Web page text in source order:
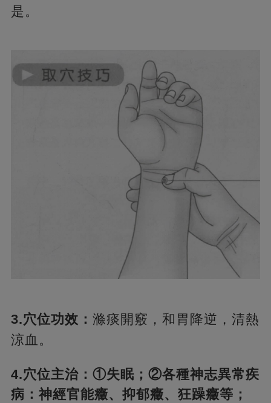
是。
3.穴位功效： 滌痰開竅，和胃降逆，清熱
涼血。
4.穴位主治：①失眠；②各種神志異常疾
病：神經官能癥、抑郁癥、狂躁癥等；